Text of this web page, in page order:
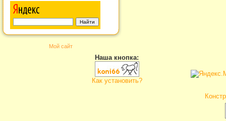
Мой сайт
Наша кнопка:
Как установить?